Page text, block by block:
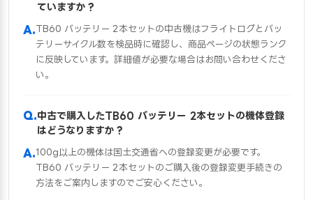
ていますか？
TB60 バッテリー 2本セットの中古機はフライトログとバッ
テリーサイクル数を検品時に確認し、商品ページの状態ランク
に反映しています。詳細値が必要な場合はお問い合わせくださ
い。
中古で購入したTB60 バッテリー 2本セットの機体登録
はどうなりますか？
100g以上の機体は国土交通省への登録変更が必要です。
TB60 バッテリー 2本セットのご購入後の登録変更手続きの
方法をご案内しますのでご安心ください。